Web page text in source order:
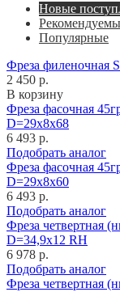
Новые
Популярные
Фреза филеночная
2 450 р.
В корзину
Фреза фасочная
D=29x8x68
6 493 р.
Подобрать аналог
Фреза фасочная
D=29x8x60
6 493 р.
Подобрать аналог
Фреза четвертная
D=34,9x12 RH
6 978 р.
Подобрать аналог
Фреза четвертная